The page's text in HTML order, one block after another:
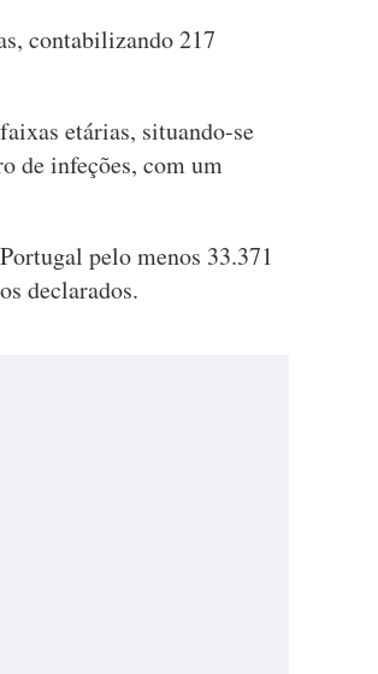
contabilizando 217
etárias, situando-se
de infeções, com um
pelo menos 33.371
declarados.